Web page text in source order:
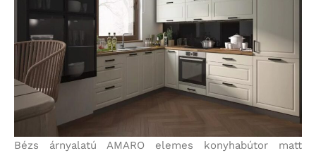
Bézs árnyalatú AMARO elemes konyhabútor matt